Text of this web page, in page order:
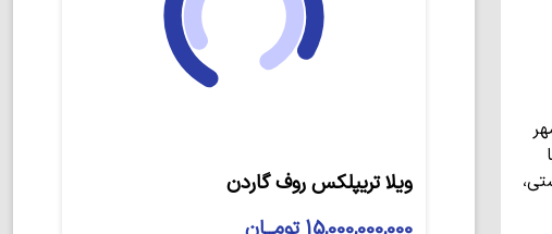
ویلا تریپلکس روف گاردن